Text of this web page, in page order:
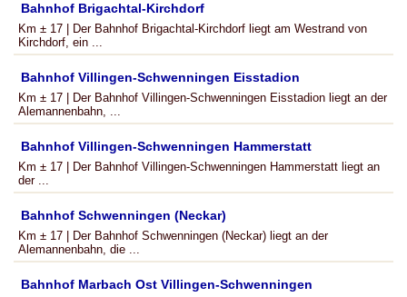
Bahnhof Brigachtal-Kirchdorf
Km ± 17 | Der Bahnhof Brigachtal-Kirchdorf liegt am Westrand von
Kirchdorf, ein ...
Bahnhof Villingen-Schwenningen Eisstadion
Km ± 17 | Der Bahnhof Villingen-Schwenningen Eisstadion liegt an der
Alemannenbahn, ...
Bahnhof Villingen-Schwenningen Hammerstatt
Km ± 17 | Der Bahnhof Villingen-Schwenningen Hammerstatt liegt an
der ...
Bahnhof Schwenningen (Neckar)
Km ± 17 | Der Bahnhof Schwenningen (Neckar) liegt an der
Alemannenbahn, die ...
Bahnhof Marbach Ost Villingen-Schwenningen